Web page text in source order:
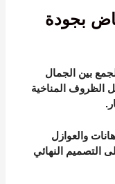
بجودة
بين الجمال
الظروف المناخية
والعوازل
التصميم النهائي